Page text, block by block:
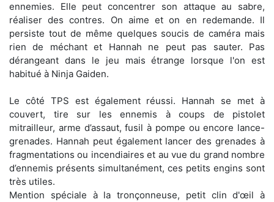
ennemies. Elle peut concentrer son attaque au sabre,
réaliser des contres. On aime et on en redemande. Il
persiste tout de même quelques soucis de caméra mais
rien de méchant et Hannah ne peut pas sauter. Pas
dérangeant dans le jeu mais étrange lorsque l'on est
habitué à Ninja Gaiden.
Le côté TPS est également réussi. Hannah se met à
couvert, tire sur les ennemis à coups de pistolet
mitrailleur, arme d’assaut, fusil à pompe ou encore lance-
grenades. Hannah peut également lancer des grenades à
fragmentations ou incendiaires et au vue du grand nombre
d’ennemis présents simultanément, ces petits engins sont
très utiles.
Mention spéciale à la tronçonneuse, petit clin d'œil à